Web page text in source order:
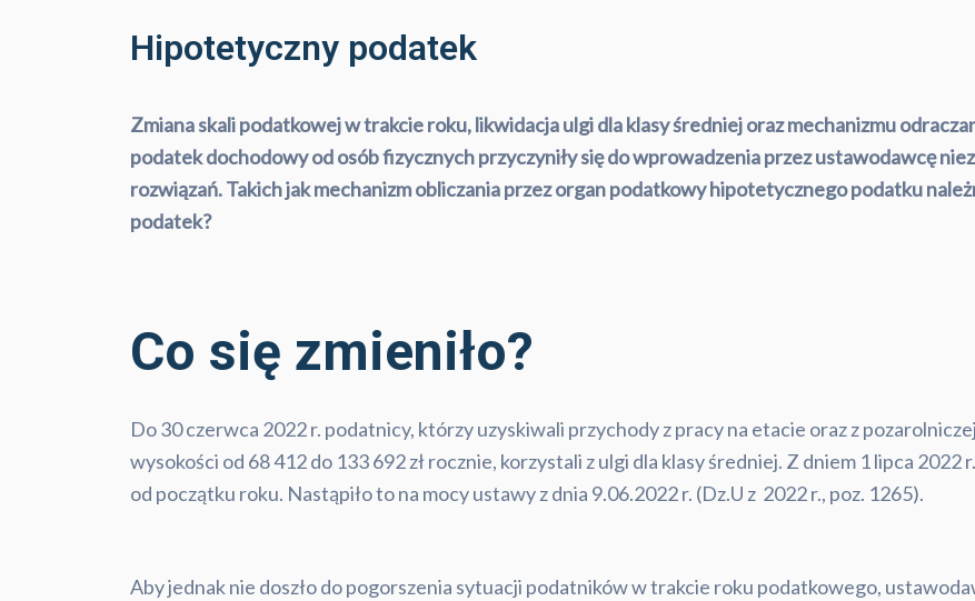
Hipotetyczny podatek
Zmiana skali podatkowej w trakcie roku, likwidacja ulgi dla klasy średniej oraz mechanizmu
podatek dochodowy od osób fizycznych przyczyniły się do wprowadzenia przez ustawodawcę
rozwiązań. Takich jak mechanizm obliczania przez organ podatkowy hipotetycznego podatku
podatek?
Co się zmieniło?
Do 30 czerwca 2022 r. podatnicy, którzy uzyskiwali przychody z pracy na etacie oraz z
wysokości od 68 412 do 133 692 zł rocznie, korzystali z ulgi dla klasy średniej. Z dniem 1 lipca 2022
od początku roku. Nastąpiło to na mocy ustawy z dnia 9.06.2022 r. (Dz.U z 2022 r., poz. 1265).
Aby jednak nie doszło do pogorszenia sytuacji podatników w trakcie roku podatkowego,